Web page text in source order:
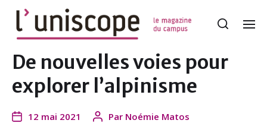
De nouvelles voies pour
explorer l’alpinisme
12 mai 2021 Par Noémie Matos